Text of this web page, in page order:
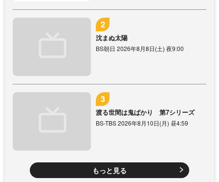
沈まぬ太陽
BS朝日 2026年8月8日(土) 夜9:00
渡る世間は鬼ばかり 第7シリーズ
BS-TBS 2026年8月10日(月) 昼4:59
もっと見る